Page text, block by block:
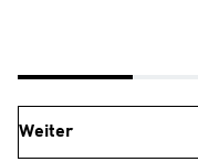
Weiter